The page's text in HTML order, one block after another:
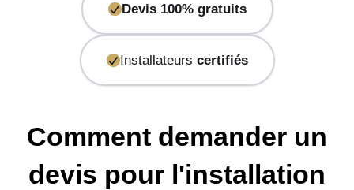
Devis 100% gratuits
Installateurs certifiés
Comment demander un
devis pour l'installation